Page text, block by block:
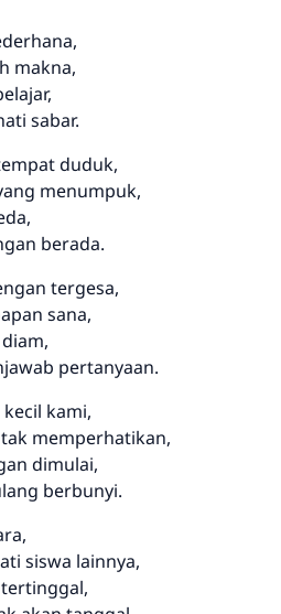
makna,
sabar.
duduk,
menumpuk,
berada.
tergesa,
sana,
pertanyaan.
kami,
memperhatikan,
dimulai,
berbunyi.
siswa lainnya,